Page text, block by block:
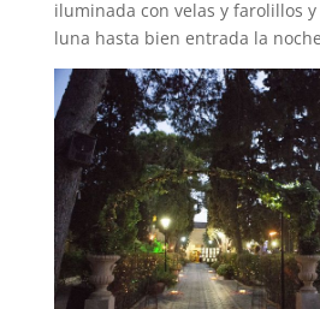
iluminada con velas y farolillos
luna hasta bien entrada la